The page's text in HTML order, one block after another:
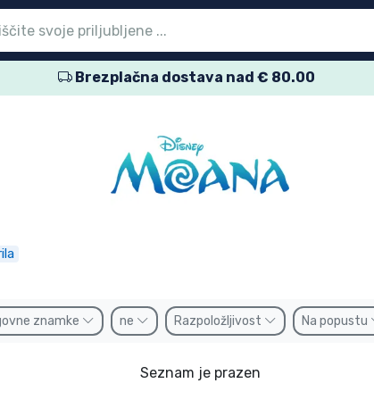
Brezplačna dostava nad € 80.00
znamke ne Razpoložljivost Na popustu
Seznam je prazen
meni
meni
meni
meni
meni
meni
meni
meni
meni